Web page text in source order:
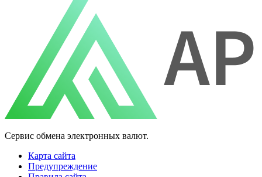
Сервис обмена электронных валют.
Карта сайта
Предупреждение